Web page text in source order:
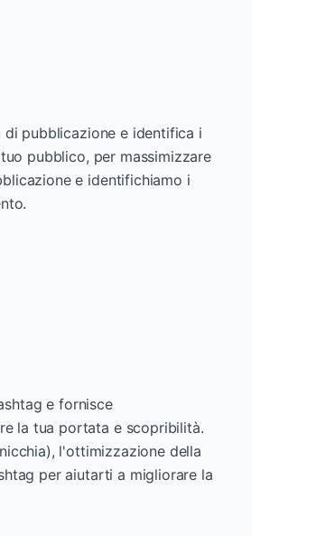
di pubblicazione e identifica i
pubblico, per massimizzare
e identifichiamo i
e fornisce
la tua portata e scopribilità.
l'ottimizzazione della
per aiutarti a migliorare la